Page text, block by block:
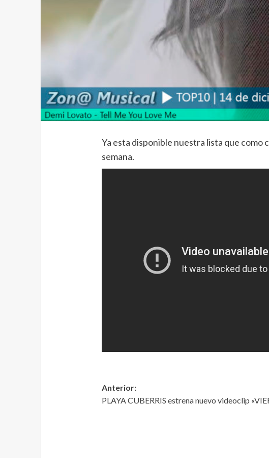
Ya esta disponible nuestra lista que como
semana.
Anterior:
PLAYA CUBERRIS estrena nuevo videoclip